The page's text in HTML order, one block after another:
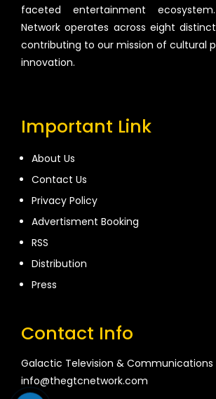
faceted entertainment
Network operates across eight
contributing to our mission of cultural
innovation.
Important Link
About Us
Contact Us
Privacy Policy
Advertisment Booking
RSS
Distribution
Press
Contact Info
Galactic Television & Communications
info@thegtcnetwork.com